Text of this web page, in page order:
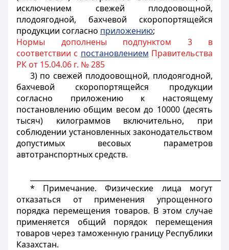
исключением свежей плодоовощной,
плодоягодной, бахчевой скоропортящейся
продукции согласно приложению;
Нормы дополнены подпунктом 3 в
соответствии с постановлением Правительства
РК от 15.04.06 г. № 285
3) по свежей плодоовощной, плодоягодной,
бахчевой скоропортящейся продукции
согласно приложению к настоящему
постановлению общим весом до 10000 (десять
тысяч) килограммов включительно, при
соблюдении установленных законодательством
допустимых весовых параметров
автотранспортных средств.
* Примечание. Физические лица могут
отказаться от применения упрощенного
порядка перемещения товаров. В этом случае
применяется общий порядок перемещения
товаров через таможенную границу Республики
Казахстан.